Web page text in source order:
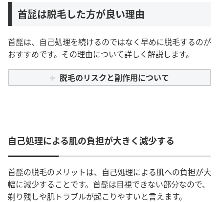
首髭は脱毛した方が良い理由
首髭は、自己処理を続けるのではなく早めに脱毛するのが
おすすめです。その理由について詳しく解説します。
脱毛のリスクと副作用について
自己処理による肌の負担が大きく減少する
首髭の脱毛のメリットは、自己処理による肌への負担が大
幅に減少することです。首髭は目視できない部分なので、
剃り残しや肌トラブルが起こりやすいと言えます。